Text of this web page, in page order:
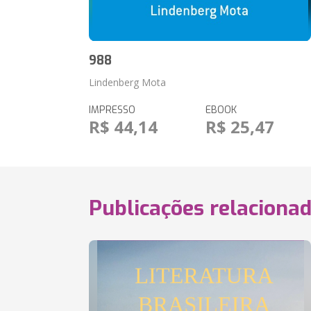
988
Lindenberg Mota
IMPRESSO
R$ 44,14
EBOOK
R$ 25,47
Publicações